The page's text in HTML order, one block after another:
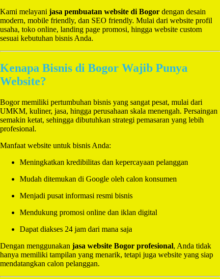
Kami melayani jasa pembuatan website di Bogor dengan desain
modern, mobile friendly, dan SEO friendly. Mulai dari website profil
usaha, toko online, landing page promosi, hingga website custom
sesuai kebutuhan bisnis Anda.
Kenapa Bisnis di Bogor Wajib Punya
Website?
Bogor memiliki pertumbuhan bisnis yang sangat pesat, mulai dari
UMKM, kuliner, jasa, hingga perusahaan skala menengah. Persaingan
semakin ketat, sehingga dibutuhkan strategi pemasaran yang lebih
profesional.
Manfaat website untuk bisnis Anda:
Meningkatkan kredibilitas dan kepercayaan pelanggan
Mudah ditemukan di Google oleh calon konsumen
Menjadi pusat informasi resmi bisnis
Mendukung promosi online dan iklan digital
Dapat diakses 24 jam dari mana saja
Dengan menggunakan jasa website Bogor profesional, Anda tidak
hanya memiliki tampilan yang menarik, tetapi juga website yang siap
mendatangkan calon pelanggan.